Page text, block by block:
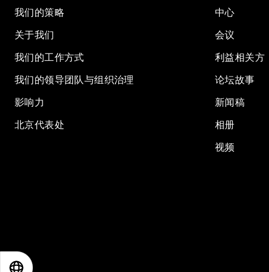
我们的策略
关于我们
我们的工作方式
我们的领导团队与组织治理
影响力
北京代表处
中心
会议
利益相关方
论坛故事
新闻稿
相册
视频